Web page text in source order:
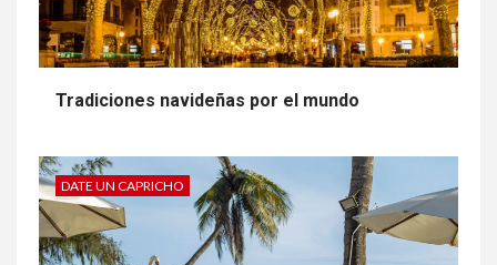
Tradiciones navideñas por el mundo
DATE UN CAPRICHO